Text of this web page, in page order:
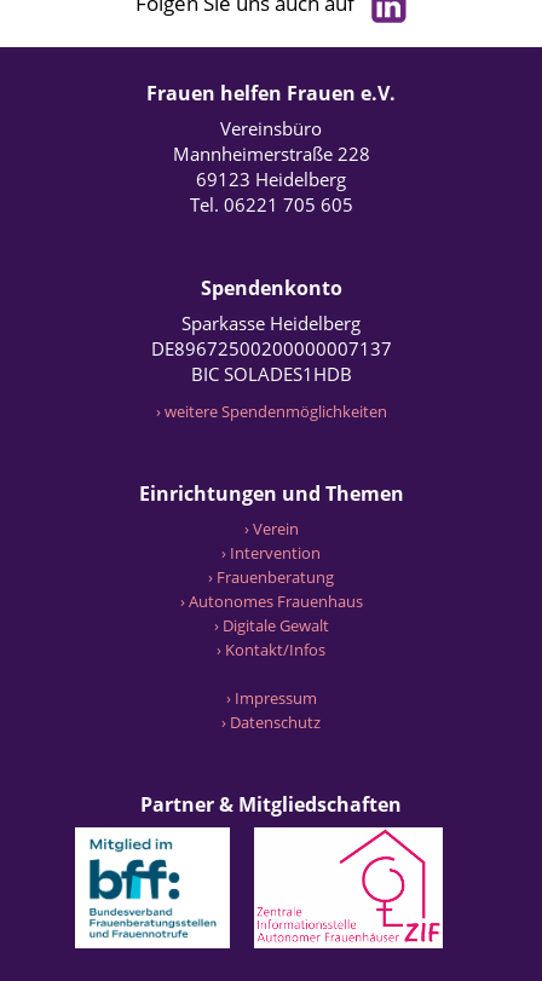
Frauen helfen Frauen e.V.
Vereinsbüro
Mannheimerstraße 228
69123 Heidelberg
Tel. 06221 705 605
Spendenkonto
Sparkasse Heidelberg
DE89672500200000007137
BIC SOLADES1HDB
› weitere Spendenmöglichkeiten
Einrichtungen und Themen
› Verein
› Intervention
› Frauenberatung
› Autonomes Frauenhaus
› Digitale Gewalt
› Kontakt/Infos
› Impressum
› Datenschutz
Partner & Mitgliedschaften